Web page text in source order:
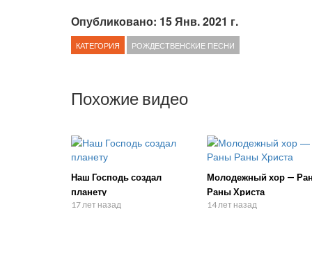
Опубликовано: 15 Янв. 2021 г.
КАТЕГОРИЯ РОЖДЕСТВЕНСКИЕ ПЕСНИ
Похожие видео
Наш Господь создал
планету
17 лет назад
Молодежный хор —
Раны Христа
14 лет назад